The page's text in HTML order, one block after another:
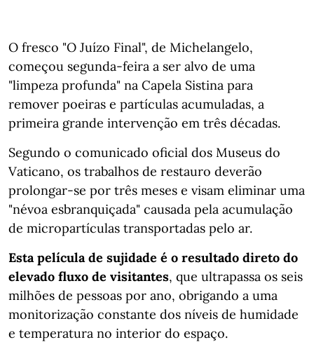
O fresco "O Juízo Final", de Michelangelo,
começou segunda-feira a ser alvo de uma
"limpeza profunda" na Capela Sistina para
remover poeiras e partículas acumuladas, a
primeira grande intervenção em três décadas.
Segundo o comunicado oficial dos Museus do
Vaticano, os trabalhos de restauro deverão
prolongar-se por três meses e visam eliminar uma
"névoa esbranquiçada" causada pela acumulação
de micropartículas transportadas pelo ar.
Esta película de sujidade é o resultado direto do
elevado fluxo de visitantes, que ultrapassa os seis
milhões de pessoas por ano, obrigando a uma
monitorização constante dos níveis de humidade
e temperatura no interior do espaço.